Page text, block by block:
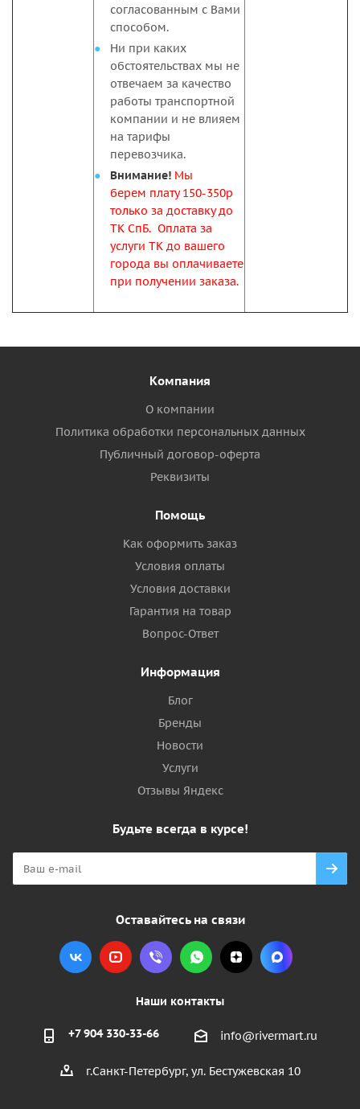
согласованным с Вами
способом.
Ни при каких
обстоятельствах мы не
отвечаем за качество
работы транспортной
компании и не влияем
на тарифы
перевозчика.
Внимание! Мы
берем плату 150-350р
только за доставку до
ТК СпБ. Оплата за
услуги ТК до вашего
города вы оплачиваете
при получении заказа.
Компания
О компании
Политика обработки персональных данных
Публичный договор-оферта
Реквизиты
Помощь
Как оформить заказ
Условия оплаты
Условия доставки
Гарантия на товар
Вопрос-Ответ
Информация
Блог
Бренды
Новости
Услуги
Отзывы Яндекс
Будьте всегда в курсе!
Оставайтесь на связи
Наши контакты
+7 904 330-33-66 info@rivermart.ru
г.Санкт-Петербург, ул. Бестужевская 10